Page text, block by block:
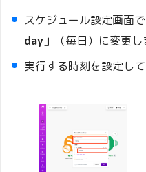
スケジュール設定画面
day」
（毎日）に変更し
実行する時刻を設定して